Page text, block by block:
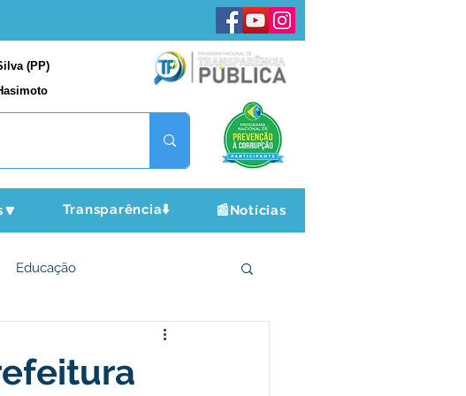
(PP)
Transparência⬇️ 📰Notícias
Educação